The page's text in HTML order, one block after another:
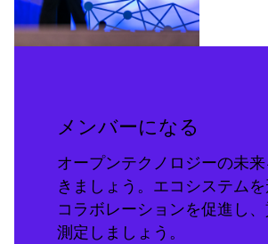
メンバーになる
オープンテクノロジーの未
きましょう。エコシステムを
コラボレーションを促進し
測定しましょう。